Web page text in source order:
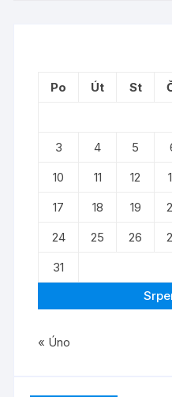
Po Út St
3
4 5
10
11 12
17
18 19
24
25 26
31
« Úno